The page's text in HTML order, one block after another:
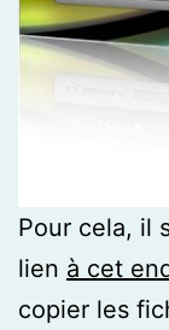
Pour cela, il
lien à cet
copier les